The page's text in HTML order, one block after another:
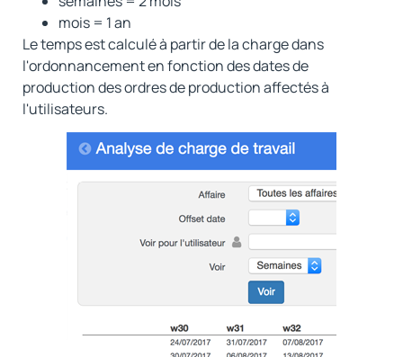
mois = 1 an
Le temps est calculé à partir de la charge dans
l'ordonnancement en fonction des dates de
production des ordres de production affectés à
l'utilisateurs.